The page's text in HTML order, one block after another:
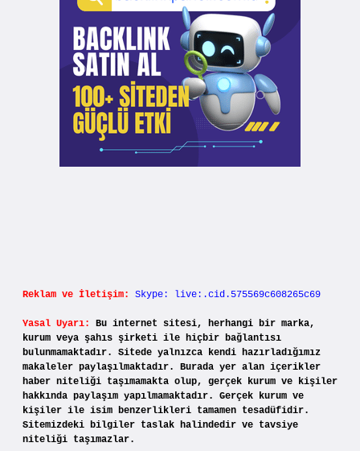
Reklam ve İletişim: Skype: live:.cid.575569c608265c69
Yasal Uyarı:
Bu internet sitesi, herhangi bir marka,
kurum veya şahıs şirketi ile hiçbir bağlantısı
bulunmamaktadır. Sitede yalnızca kendi hazırladığımız
makaleler paylaşılmaktadır. Burada yer alan içerikler
haber niteliği taşımamakta olup, gerçek kurum ve kişiler
hakkında paylaşım yapılmamaktadır. Gerçek kurum ve
kişiler ile isim benzerlikleri tamamen tesadüfidir.
Sitemizdeki bilgiler taslak halindedir ve tavsiye
niteliği taşımazlar.